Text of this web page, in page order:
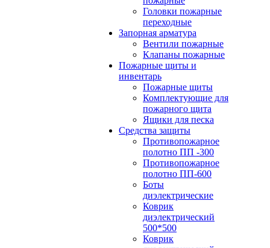
Головки пожарные
переходные
Запорная арматура
Вентили пожарные
Клапаны пожарные
Пожарные щиты и
инвентарь
Пожарные щиты
Комплектующие для
пожарного щита
Ящики для песка
Средства защиты
Противопожарное
полотно ПП -300
Противопожарное
полотно ПП-600
Боты
диэлектрические
Коврик
диэлектрический
500*500
Коврик